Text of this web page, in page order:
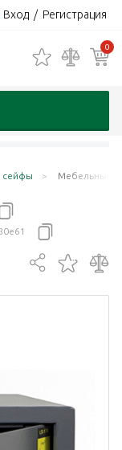
Вход / Регистрация
0
сейфы Мебельный